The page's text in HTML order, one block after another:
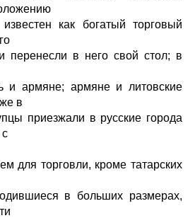
как богатый торговый
перенесли в него свой стол; в
и армяне; армяне и литовские
в
приезжали в русские города
для торговли, кроме татарских
в больших размерах,